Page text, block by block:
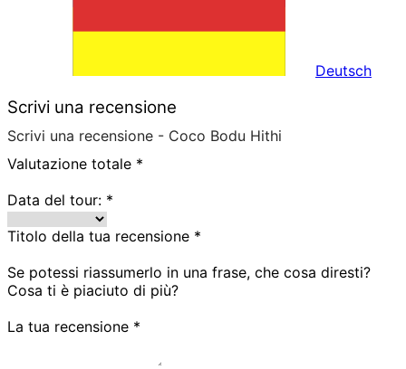
Deutsch
Scrivi una recensione
Scrivi una recensione - Coco Bodu Hithi
Valutazione totale *
Data del tour: *
Titolo della tua recensione *
Se potessi riassumerlo in una frase, che cosa diresti?
Cosa ti è piaciuto di più?
La tua recensione *